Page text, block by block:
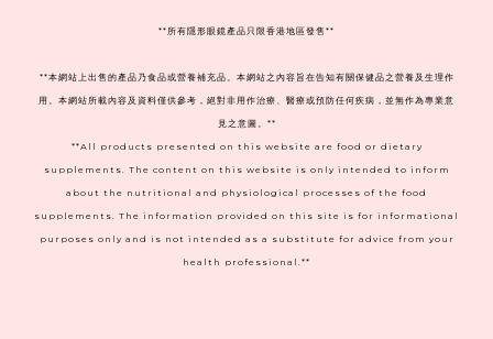
** 所有隱形眼鏡產品只限香港地區發售**
**本網站上出售的產品乃食品或營養補充品。本網站之內容旨在告知有關保健品之營養及生理作
用。本網站所載內容及資料僅供參考，絕對非用作治療、醫療或預防任何疾病，並無作為專業意
見之意圖。**
**All products presented on this website are food or dietary
supplements. The content on this website is only intended to inform
about the nutritional and physiological processes of the food
supplements. The information provided on this site is for informational
purposes only and is not intended as a substitute for advice from your
health professional.**